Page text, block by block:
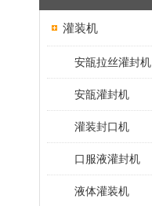
灌装机
安瓿拉丝灌封机
安瓿灌封机
灌装封口机
口服液灌封机
液体灌装机